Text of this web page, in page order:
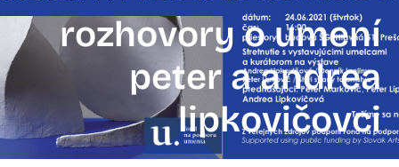
rozhovory o umení
peter a andrea
lipkovičovci